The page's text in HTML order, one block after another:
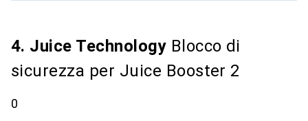
4. Juice Technology Blocco di
sicurezza per Juice Booster 2
0